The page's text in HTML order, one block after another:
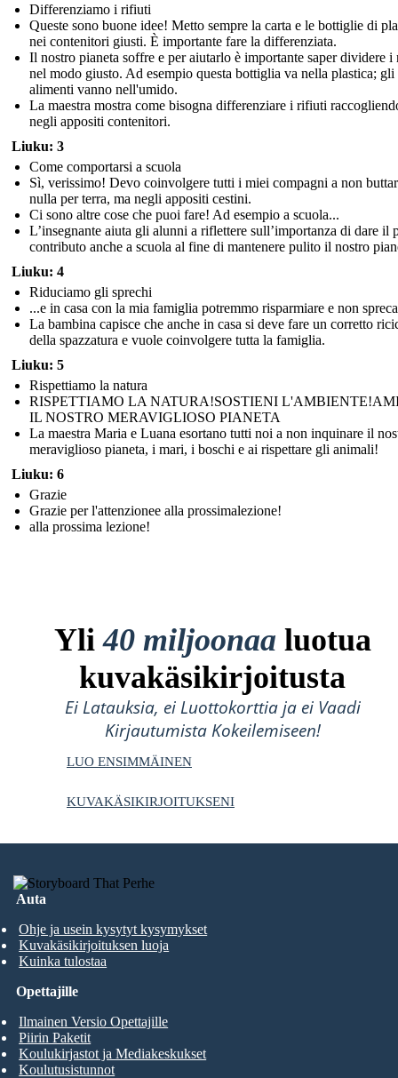
Differenziamo i rifiuti
Queste sono buone idee! Metto sempre la carta e le bottiglie di
nei contenitori giusti. È importante fare la differenziata.
Il nostro pianeta soffre e per aiutarlo è importante saper dividere
nel modo giusto. Ad esempio questa bottiglia va nella plastica; gli
alimenti vanno nell'umido.
La maestra mostra come bisogna differenziare i rifiuti
negli appositi contenitori.
Liuku: 3
Come comportarsi a scuola
Sì, verissimo! Devo coinvolgere tutti i miei compagni a non
nulla per terra, ma negli appositi cestini.
Ci sono altre cose che puoi fare! Ad esempio a scuola...
L’insegnante aiuta gli alunni a riflettere sull’importanza di dare il
contributo anche a scuola al fine di mantenere pulito il nostro
Liuku: 4
Riduciamo gli sprechi
...e in casa con la mia famiglia potremmo risparmiare e non
La bambina capisce che anche in casa si deve fare un corretto
della spazzatura e vuole coinvolgere tutta la famiglia.
Liuku: 5
Rispettiamo la natura
RISPETTIAMO LA NATURA!SOSTIENI
IL NOSTRO MERAVIGLIOSO PIANETA
La maestra Maria e Luana esortano tutti noi a non inquinare il
meraviglioso pianeta, i mari, i boschi e ai rispettare gli animali!
Liuku: 6
Grazie
Grazie per l'attenzionee alla prossimalezione!
alla prossima lezione!
Yli40 miljoonaa luotua
kuvakäsikirjoitusta
Ei Latauksia, ei Luottokorttia ja ei Vaadi
Kirjautumista Kokeilemiseen!
LUO ENSIMMÄINEN
KUVAKÄSIKIRJOITUKSENI
Auta
Ohje ja usein kysytyt kysymykset
Kuvakäsikirjoituksen luoja
Kuinka tulostaa
Opettajille
Ilmainen Versio Opettajille
Piirin Paketit
Koulukirjastot ja Mediakeskukset
Koulutusistunnot